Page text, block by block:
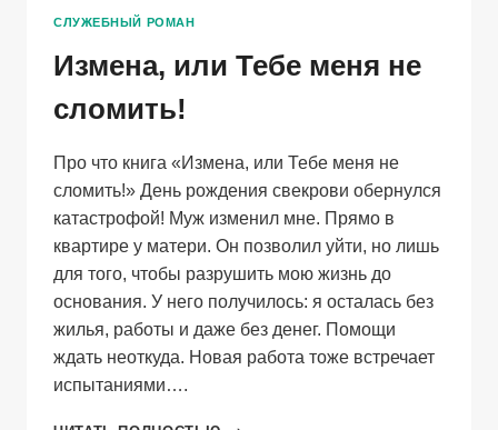
СЛУЖЕБНЫЙ РОМАН
Измена, или Тебе меня не
сломить!
Про что книга «Измена, или Тебе меня не
сломить!» День рождения свекрови обернулся
катастрофой! Муж изменил мне. Прямо в
квартире у матери. Он позволил уйти, но лишь
для того, чтобы разрушить мою жизнь до
основания. У него получилось: я осталась без
жилья, работы и даже без денег. Помощи
ждать неоткуда. Новая работа тоже встречает
испытаниями….